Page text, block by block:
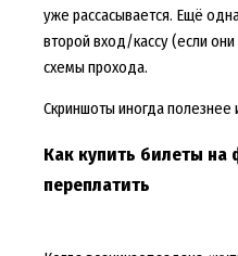
уже рассасывается. Ещё
второй вход/кассу (если они
схемы прохода.
Скриншоты иногда полезнее
Как купить билеты на
переплатить